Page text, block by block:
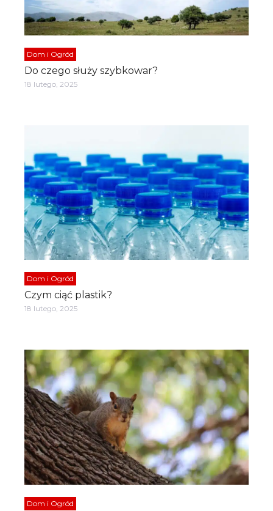
Dom i Ogród
Do czego służy szybkowar?
18 lutego, 2025
Dom i Ogród
Czym ciąć plastik?
18 lutego, 2025
Dom i Ogród